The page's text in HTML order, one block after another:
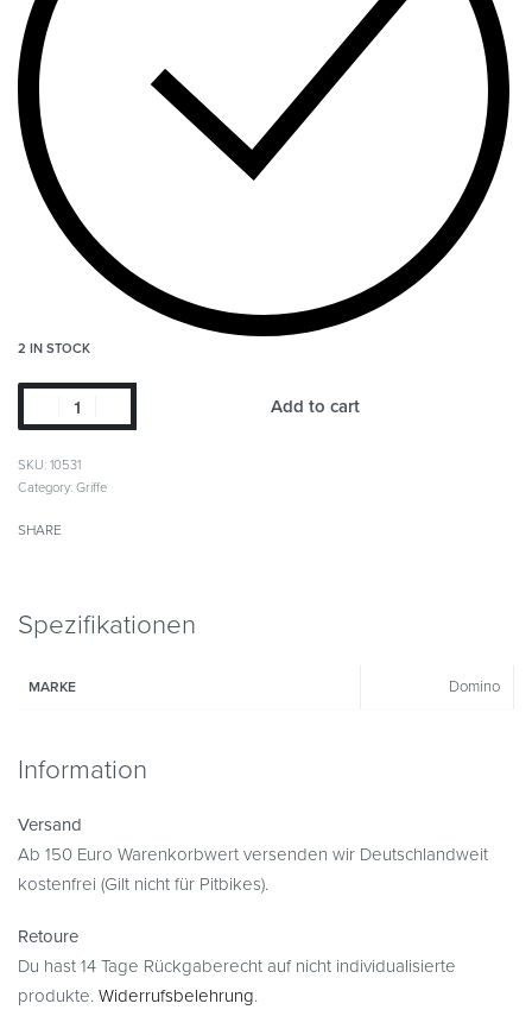
2 IN STOCK
Add to cart
SKU: 10531
Category: Griffe
SHARE
Spezifikationen
MARKE Domino
Information
Versand
Ab 150 Euro Warenkorbwert versenden wir Deutschlandweit
kostenfrei (Gilt nicht für Pitbikes).
Retoure
Du hast 14 Tage Rückgaberecht auf nicht individualisierte
produkte. Widerrufsbelehrung.